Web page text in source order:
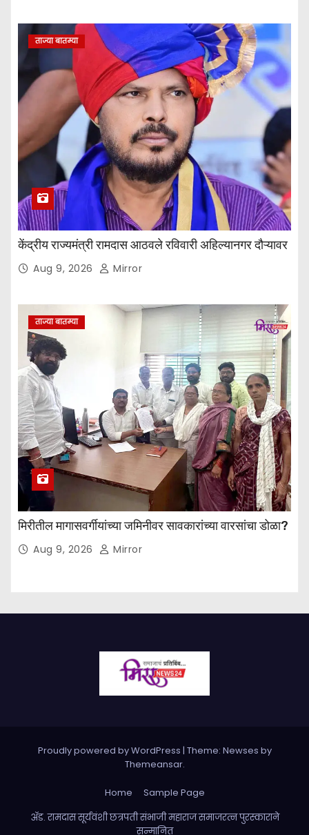
ताज्या बातम्या
केंद्रीय राज्यमंत्री रामदास आठवले रविवारी अहिल्यानगर दौऱ्यावर
Aug 9, 2026 Mirror
ताज्या बातम्या
मिरीतील मागासवर्गीयांच्या जमिनीवर सावकारांच्या वारसांचा डोळा?
Aug 9, 2026 Mirror
Proudly powered by WordPress | Theme: Newses by
Themeansar.
Home
Sample Page
ॲड. रामदास सूर्यवंशी छत्रपती संभाजी महाराज समाजरत्न पुरस्काराने
सन्मानित